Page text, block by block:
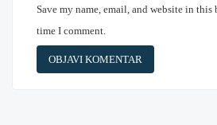
Save my name, email, and website in this
time I comment.